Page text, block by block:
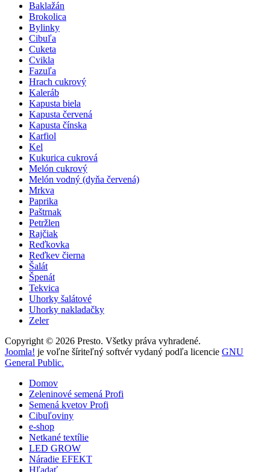
Baklažán
Brokolica
Bylinky
Cibuľa
Cuketa
Cvikla
Fazuľa
Hrach cukrový
Kaleráb
Kapusta biela
Kapusta červená
Kapusta čínska
Karfiol
Kel
Kukurica cukrová
Melón cukrový
Melón vodný (dyňa červená)
Mrkva
Paprika
Paštrnak
Petržlen
Rajčiak
Reďkovka
Reďkev čierna
Šalát
Špenát
Tekvica
Uhorky šalátové
Uhorky nakladačky
Zeler
Copyright © 2026 Presto. Všetky práva vyhradené.
Joomla! je voľne šíriteľný softvér vydaný podľa licencie GNU
General Public.
Domov
Zeleninové semená Profi
Semená kvetov Profi
Cibuľoviny
e-shop
Netkané textílie
LED GROW
Náradie EFEKT